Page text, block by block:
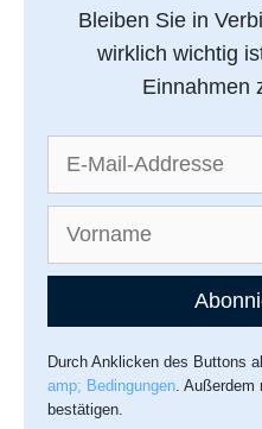
Bleiben Sie in
wirklich wichtig
Einnahmen
Durch Anklicken des Buttons
amp; Bedingungen. Außerdem
bestätigen.